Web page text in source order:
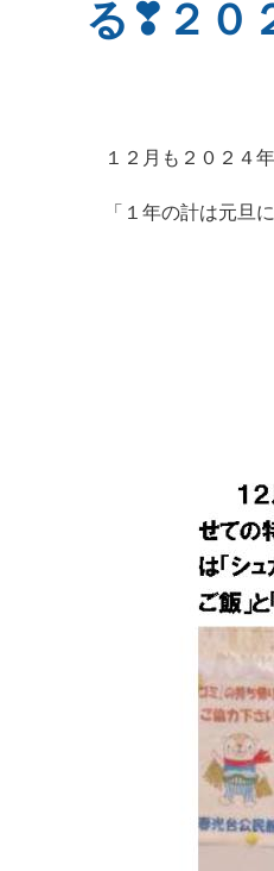
る❣２０
１２月も２０２４
「１年の計は元旦